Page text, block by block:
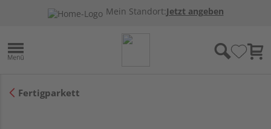
Mein Standort:Jetzt angeben
Fertigparkett